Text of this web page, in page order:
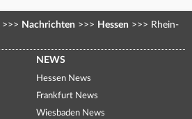
>>> Nachrichten >>> Hessen >>> Rhein-
NEWS
Hessen News
Frankfurt News
Wiesbaden News